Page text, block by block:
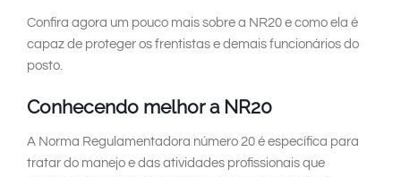
Confira agora um pouco mais sobre a NR20 e como ela é
capaz de proteger os frentistas e demais funcionários do
posto.
Conhecendo melhor a NR20
A Norma Regulamentadora número 20 é específica para
tratar do manejo e das atividades profissionais que